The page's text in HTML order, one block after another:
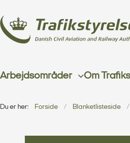
Arbejdsområder Om
Du er her: Forside Blanketlisteside